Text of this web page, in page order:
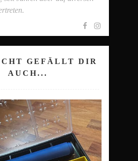
GEFÄLLT DIR
AUCH...